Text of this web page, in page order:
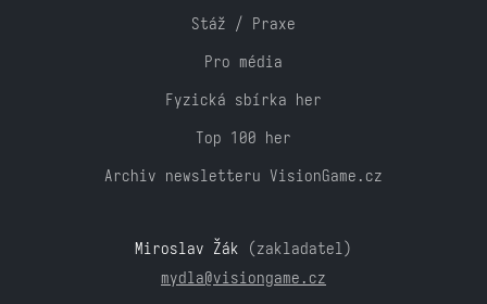
Stáž / Praxe
Pro média
Fyzická sbírka her
Top 100 her
Archiv newsletteru VisionGame.cz
Miroslav Žák (zakladatel)
mydla@visiongame.cz